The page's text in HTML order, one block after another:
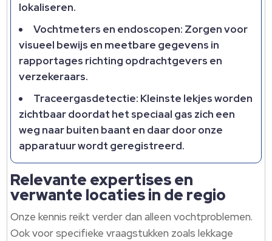
lokaliseren.​
Vochtmeters en endoscopen: Zorgen voor
visueel bewijs en meetbare gegevens in
rapportages richting opdrachtgevers en
verzekeraars.​
Traceergasdetectie: Kleinste lekjes worden
zichtbaar doordat het speciaal gas zich een
weg naar buiten baant en daar door onze
apparatuur wordt geregistreerd.​
Relevante expertises en
verwante locaties in de regio
Onze kennis reikt verder dan alleen vochtproblemen.​
Ook voor specifieke vraagstukken zoals lekkage